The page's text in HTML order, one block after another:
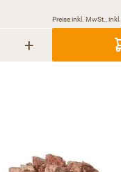
Preise inkl. MwSt., inkl.
+